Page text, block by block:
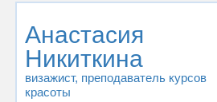
Анастасия
Никиткина
визажист, преподаватель курсов
красоты